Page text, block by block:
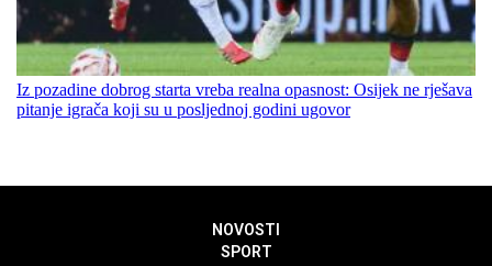
Iz pozadine dobrog starta vreba realna opasnost: Osijek ne rješava
pitanje igrača koji su u posljednoj godini ugovor
NOVOSTI
SPORT